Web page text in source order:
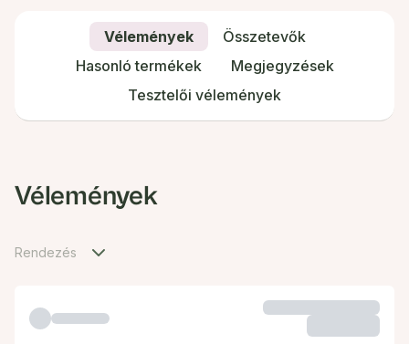
Vélemények
Összetevők
Hasonló termékek
Megjegyzések
Tesztelői vélemények
Vélemények
Rendezés